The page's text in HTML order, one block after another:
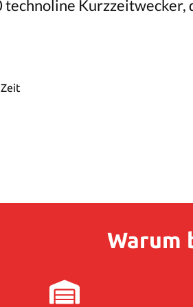
Kurzzeitwecker,
Warum